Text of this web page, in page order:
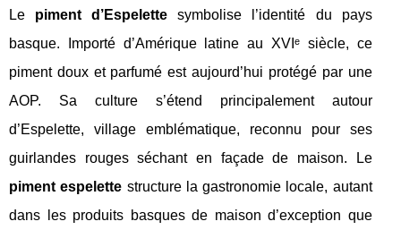
Le piment d’Espelette symbolise l’identité du pays
basque. Importé d’Amérique latine au XVIᵉ siècle, ce
piment doux et parfumé est aujourd’hui protégé par une
AOP. Sa culture s’étend principalement autour
d’Espelette, village emblématique, reconnu pour ses
guirlandes rouges séchant en façade de maison. Le
piment espelette structure la gastronomie locale, autant
dans les produits basques de maison d’exception que